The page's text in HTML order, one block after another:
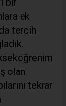
ek
tercih
olan
tekrar